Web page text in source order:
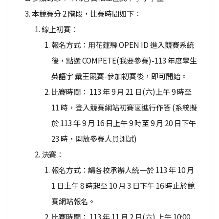
本競賽分 2 階段，比賽時間如下：
線上初賽：
報名方式：用花蓮縣 OPEN ID 進入競賽系統
後，點選 COMPETE(我要參賽)-113 年度學生
英語字 彙王競賽-參加初賽後，即可開始。
比賽時間： 113 年 9 月 21 日(六)上午 9 時至
11 時，登入競賽網站初賽區進行作答 (系統擬
於 113 年 9 月 16 日上午 9 時至 9 月 20 日下午
23 時，開放參賽人員測試)
決賽：
報名方式：請各校承辦人統一於 113 年 10 月
1 日上午 8 時起至 10 月 3 日下午 16 時止於競
賽網站報名。
比賽時間： 113 年 11 月 2 日(六) 上午 10:00